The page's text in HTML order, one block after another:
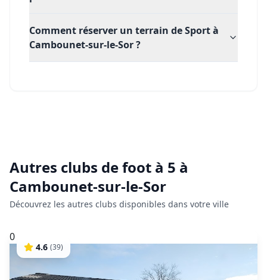
Comment réserver un terrain de Sport à
Cambounet-sur-le-Sor ?
Autres clubs defoot à 5 à
Cambounet-sur-le-Sor
Découvrez les autres clubs disponibles dans votre ville
0
4.6 (39)